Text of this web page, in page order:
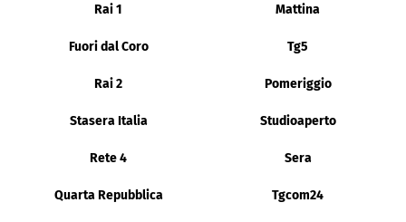
Rai 1 Mattina
Fuori dal Coro Tg5
Rai 2 Pomeriggio
Stasera Italia Studioaperto
Rete 4 Sera
Quarta Repubblica Tgcom24